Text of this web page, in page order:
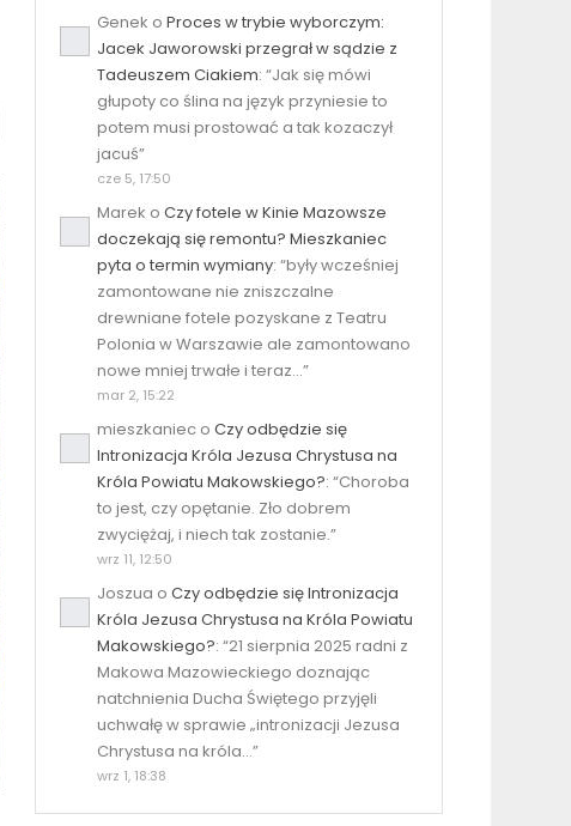
Genek o Proces w trybie wyborczym:
Jacek Jaworowski przegrał w sądzie z
Tadeuszem Ciakiem: “Jak się mówi
głupoty co ślina na język przyniesie to
potem musi prostować a tak kozaczył
jacuś”
cze 5, 17:50
Marek o Czy fotele w Kinie Mazowsze
doczekają się remontu? Mieszkaniec
pyta o termin wymiany: “były wcześniej
zamontowane nie zniszczalne
drewniane fotele pozyskane z Teatru
Polonia w Warszawie ale zamontowano
nowe mniej trwałe i teraz…”
mar 2, 15:22
mieszkanieco Czy odbędzie się
Intronizacja Króla Jezusa Chrystusa na
Króla Powiatu Makowskiego?: “Choroba
to jest, czy opętanie. Zło dobrem
zwyciężaj, i niech tak zostanie.”
wrz 11, 12:50
Joszua o Czy odbędzie się Intronizacja
Króla Jezusa Chrystusa na Króla Powiatu
Makowskiego?: “21 sierpnia 2025 radni z
Makowa Mazowieckiego doznając
natchnienia Ducha Świętego przyjęli
uchwałę w sprawie „intronizacji Jezusa
Chrystusa na króla…”
wrz 1, 18:38